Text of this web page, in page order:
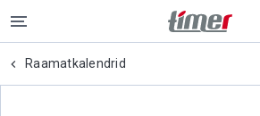
Raamatkalendrid